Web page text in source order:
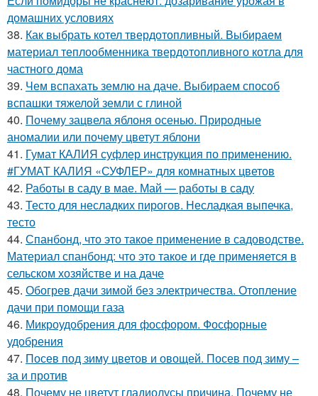
домашних условиях
38. Как выбрать котел твердотопливный. Выбираем
материал теплообменника твердотопливного котла для
частного дома
39. Чем вспахать землю на даче. Выбираем способ
вспашки тяжелой земли с глиной
40. Почему зацвела яблоня осенью. Природные
аномалии или почему цветут яблони
41. Гумат КАЛИЯ суфлер инструкция по применению.
#ГУМАТ КАЛИЯ «СУФЛЕР» для комнатных цветов
42. Работы в саду в мае. Май — работы в саду
43. Тесто для несладких пирогов. Несладкая выпечка,
тесто
44. Спанбонд, что это такое применение в садоводстве.
Материал спанбонд: что это такое и где применяется в
сельском хозяйстве и на даче
45. Обогрев дачи зимой без электричества. Отопление
дачи при помощи газа
46. Микроудобрения для фосфором. Фосфорные
удобрения
47. Посев под зиму цветов и овощей. Посев под зиму –
за и против
48. Почему не цветут гладиолусы причина. Почему не